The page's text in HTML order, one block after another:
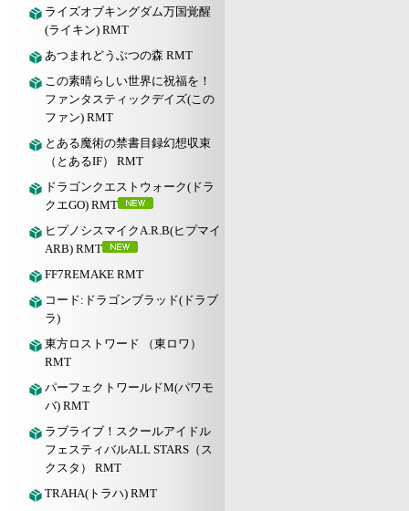
ライズオブキングダム万国覚醒
(ライキン) RMT
あつまれどうぶつの森 RMT
この素晴らしい世界に祝福を！
ファンタスティックデイズ(この
ファン) RMT
とある魔術の禁書目録幻想収束
（とあるIF） RMT
ドラゴンクエストウォーク(ドラ
クエGO) RMT
ヒプノシスマイクA.R.B(ヒプマイ
ARB) RMT
FF7REMAKE RMT
コード:ドラゴンブラッド(ドラブ
ラ)
東方ロストワード （東ロワ）
RMT
パーフェクトワールドM(パワモ
バ) RMT
ラブライブ！スクールアイドル
フェスティバルALL STARS（ス
クスタ） RMT
TRAHA(トラハ) RMT